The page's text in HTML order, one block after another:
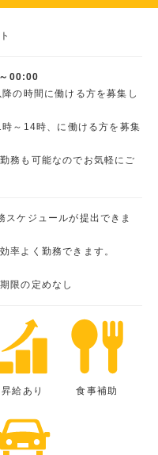
00:00
の時間に働ける方を募集し
～14時、に働ける方を募集
務も可能なのでお気軽にご
スケジュールが提出できま
率よく勤務できます。
限の定めなし
昇給あり 食事補助